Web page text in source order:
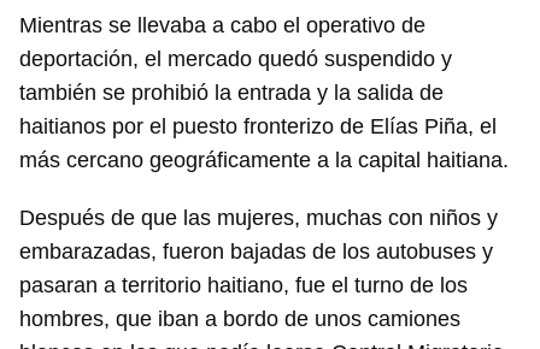
Mientras se llevaba a cabo el operativo de
deportación, el mercado quedó suspendido y
también se prohibió la entrada y la salida de
haitianos por el puesto fronterizo de Elías Piña, el
más cercano geográficamente a la capital haitiana.
Después de que las mujeres, muchas con niños y
embarazadas, fueron bajadas de los autobuses y
pasaran a territorio haitiano, fue el turno de los
hombres, que iban a bordo de unos camiones